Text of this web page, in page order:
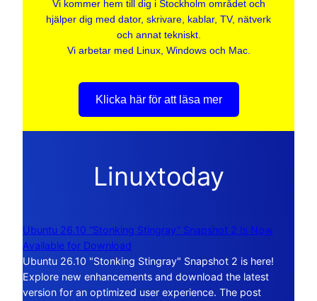
Vi kommer hem till dig i Stockholm området och
hjälper dig med dator, skrivare, kablar, TV, nätverk
och annat tekniskt.
Vi arbetar med Linux, Windows och Mac.
Klicka här för att läsa mer
Linuxtoday
Ubuntu 26.10 “Stonking Stingray” Snapshot 2 Is Now
Available for Download
Ubuntu 26.10 "Stonking Stingray" Snapshot 2 is here!
Explore new enhancements and download the latest
version for an optimized user experience. The post